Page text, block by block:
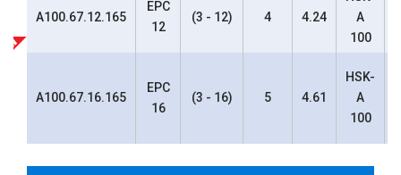
A100.67.12.165
EPC
12
(3 - 12) 4 4.24
A
100
A100.67.16.165
EPC
16
(3 - 16) 5 4.61
HSK-
A
100